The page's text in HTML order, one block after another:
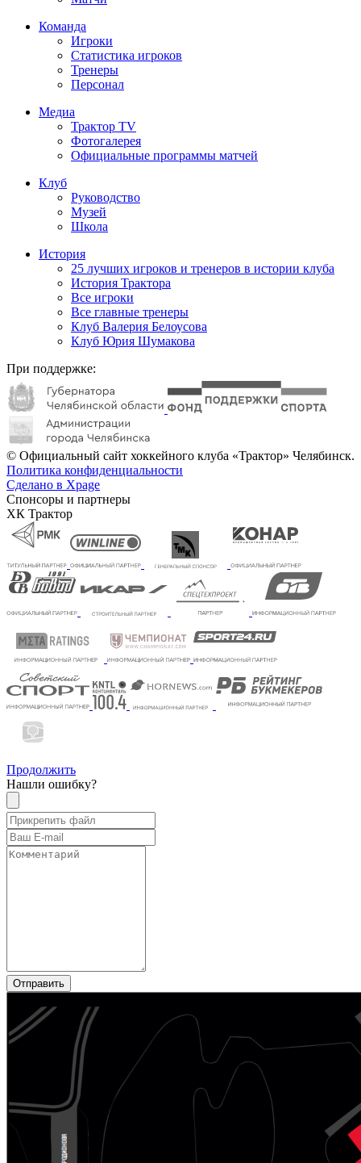
Команда
Игроки
Статистика игроков
Тренеры
Персонал
Медиа
Трактор TV
Фотогалерея
Официальные программы матчей
Клуб
Руководство
Музей
Школа
История
25 лучших игроков и тренеров в истории клуба
История Трактора
Все игроки
Все главные тренеры
Клуб Валерия Белоусова
Клуб Юрия Шумакова
При поддержке:
© Официальный сайт хоккейного клуба «Трактор» Челябинск.
Политика конфиденциальности
Сделано в Xpage
Спонсоры и партнеры
ХК Трактор
Продолжить
Нашли ошибку?